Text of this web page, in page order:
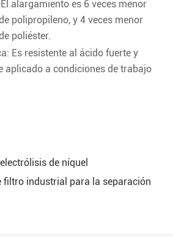
alargamiento es 6 veces menor
polipropileno, y 4 veces menor
poliéster.
Es resistente al ácido fuerte y
aplicado a condiciones de trabajo
de níquel
filtro industrial para la separación